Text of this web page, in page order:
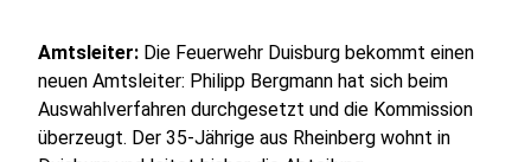
Amtsleiter: Die Feuerwehr Duisburg bekommt einen
neuen Amtsleiter: Philipp Bergmann hat sich beim
Auswahlverfahren durchgesetzt und die Kommission
überzeugt. Der 35-Jährige aus Rheinberg wohnt in